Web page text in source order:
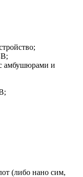
амбушюрами и
(либо нано сим,